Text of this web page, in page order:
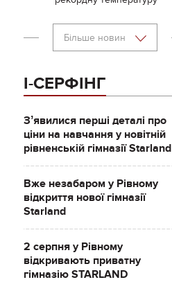
Більше новин
І-СЕРФІНГ
Зʼявилися перші деталі про
ціни на навчання у новітній
рівненській гімназії Starland
Вже незабаром у Рівному
відкриття нової гімназії
Starland
2 серпня у Рівному
відкривають приватну
гімназію STARLAND